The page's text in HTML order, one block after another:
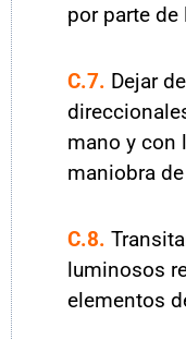
por parte
C.7. Dejar
mano y con
maniobra
C.8.
luminosos
elementos